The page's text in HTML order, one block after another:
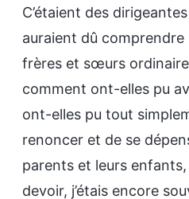
C’étaient des
auraient dû
frères et sœurs
comment ont-elles pu
ont-elles pu tout
renoncer et de se
parents et leurs enfants,
devoir, j’étais encore